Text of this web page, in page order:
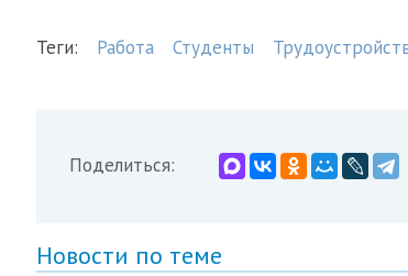
Теги: Работа Студенты
Поделиться:
Новости по теме